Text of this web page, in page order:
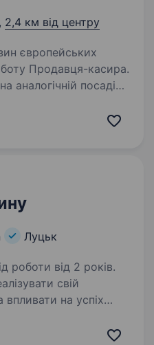
2,4 км від центру
Продавця-касира.
Луцьк
роботи від 2 років.
свій
впливати на успіх
— відома українська